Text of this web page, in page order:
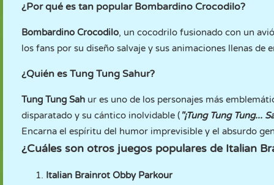
¿Por qué es tan popular Bombardino Crocodilo?
Bombardino Crocodilo, un cocodrilo fusionado con un
los fans por su diseño salvaje y sus animaciones llenas de
¿Quién es Tung Tung Sahur?
Tung Tung Sah ur es uno de los personajes más
disparatado y su cántico inolvidable ( "¡Tung Tung Tung...
Encarna el espíritu del humor imprevisible y el absurdo
¿Cuáles son otros juegos populares de Italian
Italian Brainrot Obby Parkour